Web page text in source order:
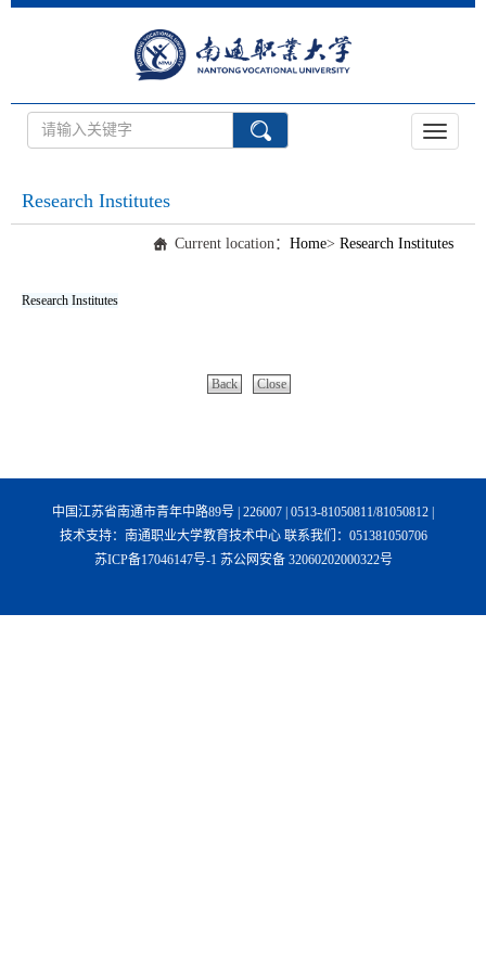
Toggle
Research Institutes
Current location： Home> Research Institutes
Research Institutes
Back Close
中国江苏省南通市青年中路89号 | 226007 | 0513-81050811/81050812 |
技术支持：南通职业大学教育技术中心 联系我们：051381050706
苏ICP备17046147号-1 苏公网安备 32060202000322号